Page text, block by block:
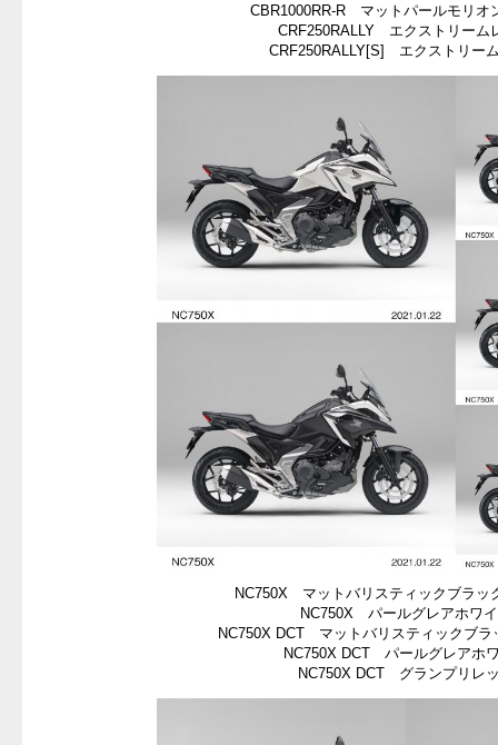
CBR1000RR-R マットパールモリオ
CRF250RALLY エクストリーム
CRF250RALLY[S] エクストリー
NC750X マットバリスティックブラッ
NC750X パールグレアホワ
NC750X DCT マットバリスティックブラ
NC750X DCT パールグレアホ
NC750X DCT グランプリレ